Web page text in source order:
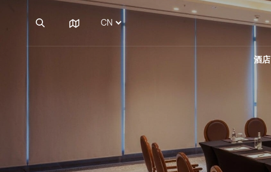
CN
酒店
Hilton Samarkand
Samarkand
Afrosiyob